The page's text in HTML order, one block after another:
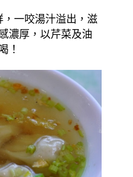
一咬湯汁溢出，滋
濃厚，以芹菜及油
！